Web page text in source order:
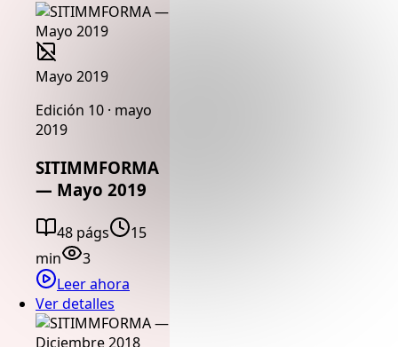
Mayo 2019
Edición 10 · mayo
2019
SITIMMFORMA
— Mayo 2019
48 págs
15
min
3
Leer ahora
Ver detalles